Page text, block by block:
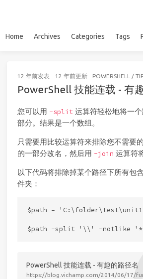
Home Archives Categories Tags
12 年前发表 12 年前更新 POWERSHELL /
PowerShell 技能连载 - 有
您可以用 -split 运算符轻松地将一
部分。结果是一个数组。
只需要用比较运算符来排除您不需要
的一部分改名，然后用 -join 运算符
以下代码将排除掉某个路径下所有包
件夹：
$path =
PowerShell 技能连载 - 有趣的路径名
https://blog.vichamp.com/2014/06/17/